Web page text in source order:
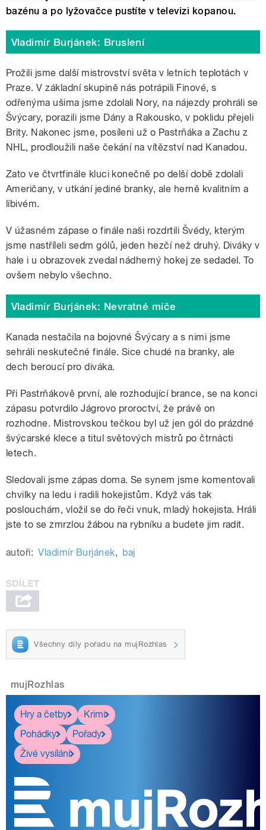
bazénu a po lyžovačce pustíte v televizi kopanou.
Vladimír Burjánek: Bruslení
Prožili jsme další mistrovství světa v letních teplotách v
Praze. V základní skupině nás potrápili Finové, s
odřenýma ušima jsme zdolali Nory, na nájezdy prohráli se
Švýcary, porazili jsme Dány a Rakousko, v poklidu přejeli
Brity. Nakonec jsme, posíleni už o Pastrňáka a Zachu z
NHL, prodloužili naše čekání na vítězství nad Kanadou.
Zato ve čtvrtfinále kluci konečně po delší době zdolali
Američany, v utkání jediné branky, ale herně kvalitním a
líbivém.
V úžasném zápase o finále naši rozdrtili Švédy, kterým
jsme nastříleli sedm gólů, jeden hezčí než druhý. Diváky v
hale i u obrazovek zvedal nádherný hokej ze sedadel. To
ovšem nebylo všechno.
Vladimír Burjánek: Nevratné míče
Kanada nestačila na bojovné Švýcary a s nimi jsme
sehráli neskutečné finále. Sice chudé na branky, ale
dech beroucí pro diváka.
Při Pastrňákově první, ale rozhodující brance, se na konci
zápasu potvrdilo Jágrovo proroctví, že právě on
rozhodne. Mistrovskou tečkou byl už jen gól do prázdné
švýcarské klece a titul světových mistrů po čtrnácti
letech.
Sledovali jsme zápas doma. Se synem jsme komentovali
chvilky na ledu i radili hokejistům. Když vás tak
poslouchám, vložil se do řeči vnuk, mladý hokejista. Hráli
jste to se zmrzlou žábou na rybníku a budete jim radit.
autoři: Vladimír Burjánek, baj
Všechny díly pořadu na mujRozhlas
mujRozhlas
Hry a četby
Krimi
Pohádky
Pořady
Živé vysílání